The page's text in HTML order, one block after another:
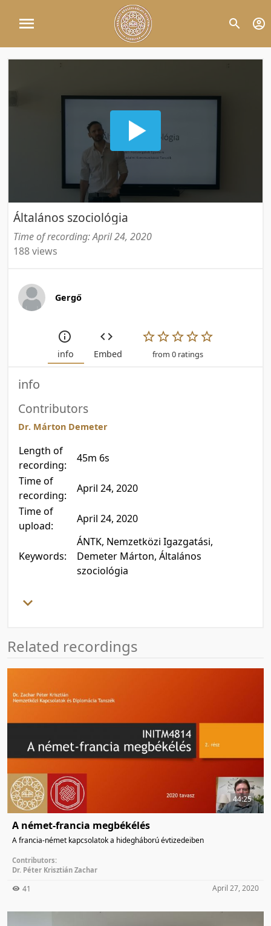
Általános szociológia
Time of recording: April 24, 2020
188 views
Gergő
info Embed from 0 ratings
info
Contributors
Dr. Márton Demeter
Length of
recording:
45m 6s
Time of
recording:
April 24, 2020
Time of
upload:
April 24, 2020
Keywords:
ÁNTK, Nemzetközi Igazgatási,
Demeter Márton, Általános
szociológia
Related recordings
44:25
A német-francia megbékélés
A francia-német kapcsolatok a hidegháború évtizedeiben
Contributors:
Dr. Péter Krisztián Zachar
41 April 27, 2020